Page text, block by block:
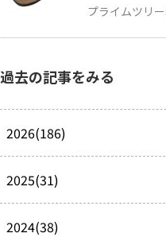
プライムツリ
過去の記事をみる
2026(186)
2025(31)
2024(38)